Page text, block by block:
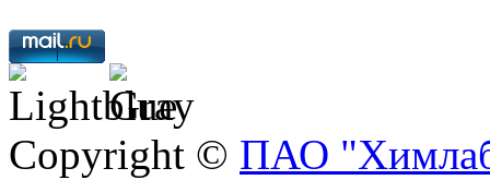
Copyright © ПАО